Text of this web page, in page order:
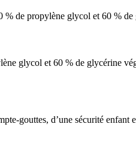
de propylène glycol et 60 %
glycol et 60 % de glycérine
gouttes, d’une sécurité enfant